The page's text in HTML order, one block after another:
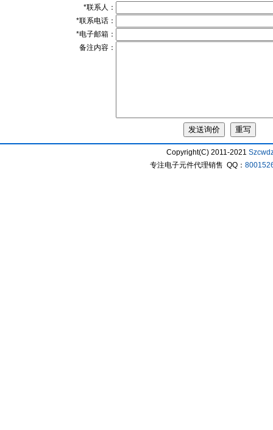
*联系人：
*联系电话：
*电子邮箱：
备注内容：
Copyright(C) 2011-2021
专注电子元件代理销售 QQ：